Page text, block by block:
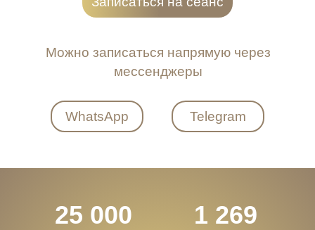
Можно записаться напрямую через
мессенджеры
WhatsApp Telegram
25 000 1 269